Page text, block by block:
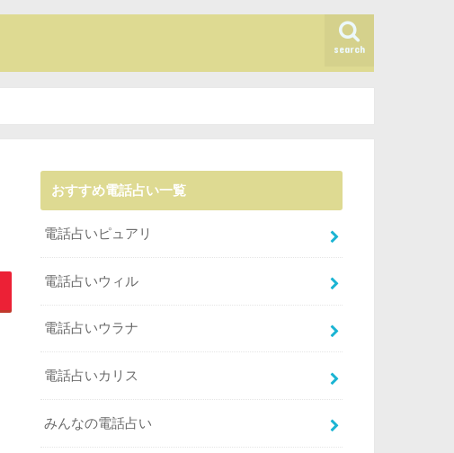
search
おすすめ電話占い一覧
電話占いピュアリ
電話占いウィル
電話占いウラナ
電話占いカリス
みんなの電話占い